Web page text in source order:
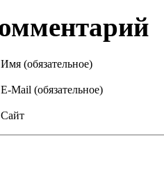
Имя (обязательное)
E-Mail (обязательное)
Сайт